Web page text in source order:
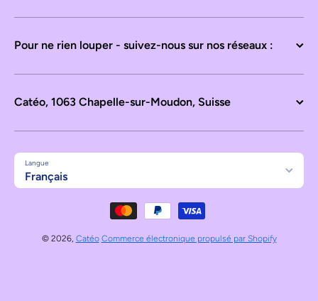
Pour ne rien louper - suivez-nous sur nos réseaux :
Catéo, 1063 Chapelle-sur-Moudon, Suisse
Langue
Français
Moyens de paiement
© 2026, Catéo Commerce électronique propulsé par Shopify